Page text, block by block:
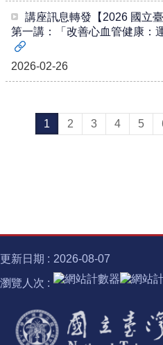
校
學
士
學
大
林
講
座
諾
貝
講座訊息轉發【2026 國立
第一講：「改善心血管健康：
2026-02-26
1 2 3 4 5
更新日期 2026-08-07
瀏覽人次